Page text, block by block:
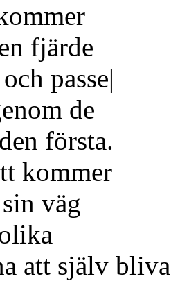
fjärde
passe|
de
första.
kommer
väg
att själv bliva